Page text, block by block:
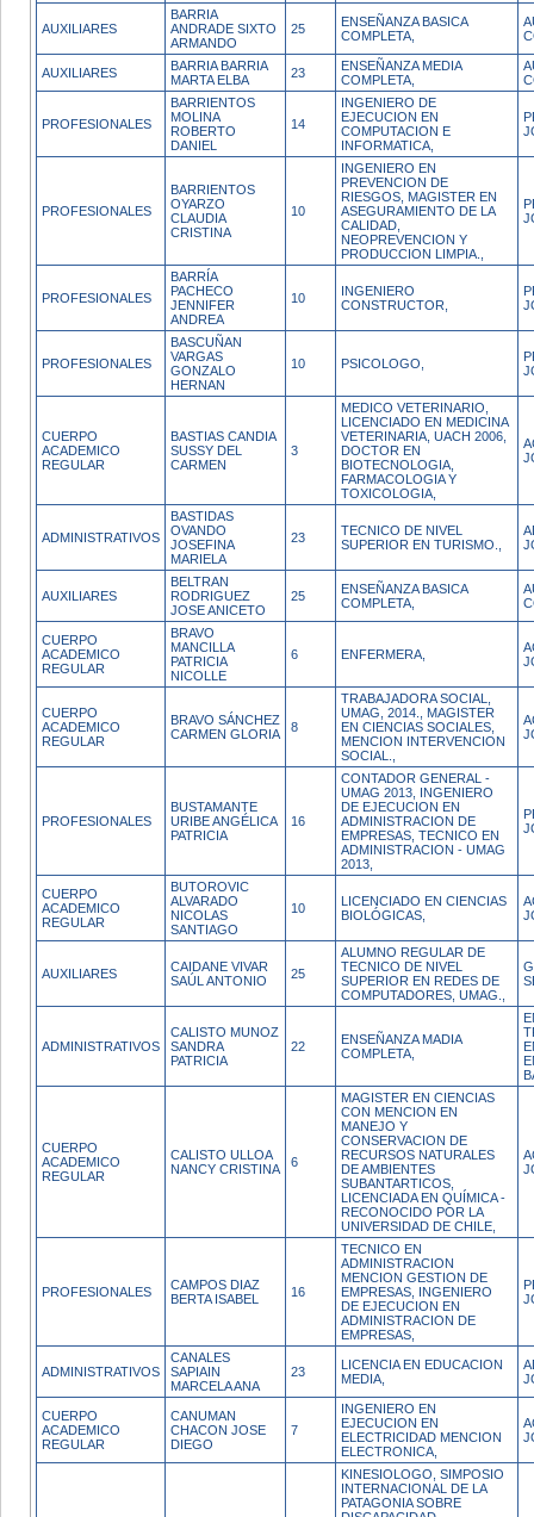
AUXILIARES
BARRIA
ANDRADE SIXTO
ARMANDO
25
ENSEÑANZA BASICA
COMPLETA,
AUXILIARES
BARRIA BARRIA
MARTA ELBA
23
ENSEÑANZA MEDIA
COMPLETA,
PROFESIONALES
BARRIENTOS
MOLINA
ROBERTO
DANIEL
14
INGENIERO DE
EJECUCION EN
COMPUTACION E
INFORMATICA,
PROFESIONALES
BARRIENTOS
OYARZO
CLAUDIA
CRISTINA
10
INGENIERO EN
PREVENCION DE
RIESGOS, MAGISTER EN
ASEGURAMIENTO DE LA
CALIDAD,
NEOPREVENCION Y
PRODUCCION LIMPIA.,
PROFESIONALES
BARRÍA
PACHECO
JENNIFER
ANDREA
10
INGENIERO
CONSTRUCTOR,
PROFESIONALES
BASCUÑAN
VARGAS
GONZALO
HERNAN
10 PSICOLOGO,
CUERPO
ACADEMICO
REGULAR
BASTIAS CANDIA
SUSSY DEL
CARMEN
3
MEDICO VETERINARIO,
LICENCIADO EN MEDICINA
VETERINARIA, UACH 2006,
DOCTOR EN
BIOTECNOLOGIA,
FARMACOLOGIA Y
TOXICOLOGIA,
ADMINISTRATIVOS
BASTIDAS
OVANDO
JOSEFINA
MARIELA
23
TECNICO DE NIVEL
SUPERIOR EN TURISMO.,
AUXILIARES
BELTRAN
RODRIGUEZ
JOSE ANICETO
25
ENSEÑANZA BASICA
COMPLETA,
CUERPO
ACADEMICO
REGULAR
BRAVO
MANCILLA
PATRICIA
NICOLLE
6 ENFERMERA,
CUERPO
ACADEMICO
REGULAR
BRAVO SÁNCHEZ
CARMEN GLORIA
8
TRABAJADORA SOCIAL,
UMAG, 2014., MAGISTER
EN CIENCIAS SOCIALES,
MENCION INTERVENCION
SOCIAL.,
PROFESIONALES
BUSTAMANTE
URIBE ANGÉLICA
PATRICIA
16
CONTADOR GENERAL -
UMAG 2013, INGENIERO
DE EJECUCION EN
ADMINISTRACION DE
EMPRESAS, TECNICO EN
ADMINISTRACION - UMAG
2013,
CUERPO
ACADEMICO
REGULAR
BUTOROVIC
ALVARADO
NICOLAS
SANTIAGO
10
LICENCIADO EN CIENCIAS
BIOLÓGICAS,
AUXILIARES
CAIDANE VIVAR
SAÚL ANTONIO
25
ALUMNO REGULAR DE
TECNICO DE NIVEL
SUPERIOR EN REDES DE
COMPUTADORES, UMAG.,
ADMINISTRATIVOS
CALISTO MUNOZ
SANDRA
PATRICIA
22
ENSEÑANZA MADIA
COMPLETA,
CUERPO
ACADEMICO
REGULAR
CALISTO ULLOA
NANCY CRISTINA
6
MAGISTER EN CIENCIAS
CON MENCION EN
MANEJO Y
CONSERVACION DE
RECURSOS NATURALES
DE AMBIENTES
SUBANTARTICOS,
LICENCIADA EN QUÍMICA -
RECONOCIDO POR LA
UNIVERSIDAD DE CHILE,
PROFESIONALES
CAMPOS DIAZ
BERTA ISABEL
16
TECNICO EN
ADMINISTRACION
MENCION GESTION DE
EMPRESAS, INGENIERO
DE EJECUCION EN
ADMINISTRACION DE
EMPRESAS,
ADMINISTRATIVOS
CANALES
SAPIAIN
MARCELA ANA
23
LICENCIA EN EDUCACION
MEDIA,
CUERPO
ACADEMICO
REGULAR
CANUMAN
CHACON JOSE
DIEGO
7
INGENIERO EN
EJECUCION EN
ELECTRICIDAD MENCION
ELECTRONICA,
KINESIOLOGO, SIMPOSIO
INTERNACIONAL DE LA
PATAGONIA SOBRE